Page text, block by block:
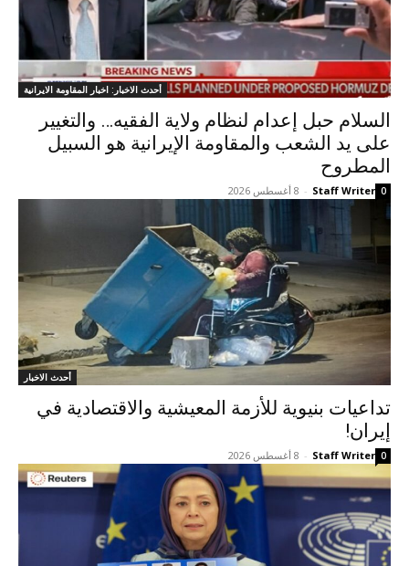
أحدث الاخبار: اخبار المقاومة الايرانية
السلام حبل إعدام لنظام ولاية الفقيه… والتغيير
على يد الشعب والمقاومة الإيرانية هو السبيل
المطروح
Staff Writer
- 8 أغسطس 2026 0
أحدث الاخبار
تداعيات بنيوية للأزمة المعيشية والاقتصادية في
إيران!
Staff Writer
- 8 أغسطس 2026 0